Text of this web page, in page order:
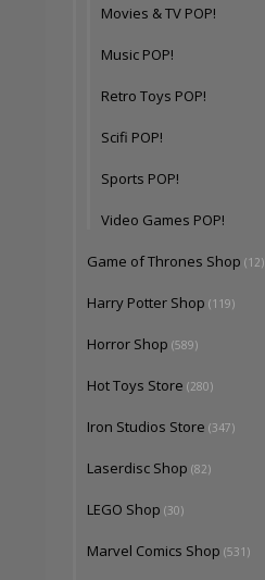
Movies & TV POP!
Music POP!
Retro Toys POP!
Scifi POP!
Sports POP!
Video Games POP!
Game of Thrones Shop (12)
Harry Potter Shop (119)
Horror Shop (589)
Hot Toys Store (280)
Iron Studios Store (347)
Laserdisc Shop (82)
LEGO Shop (30)
Marvel Comics Shop (531)